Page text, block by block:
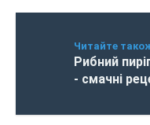
Читайте
Рибний
- смачні